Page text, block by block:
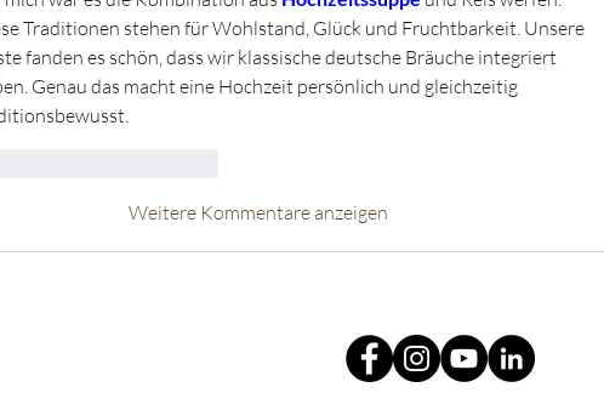
Traditionen stehen für Wohlstand, Glück und Fruchtbarkeit. Unsere
fanden es schön, dass wir klassische deutsche Bräuche integriert
Genau das macht eine Hochzeit persönlich und gleichzeitig
Weitere Kommentare anzeigen